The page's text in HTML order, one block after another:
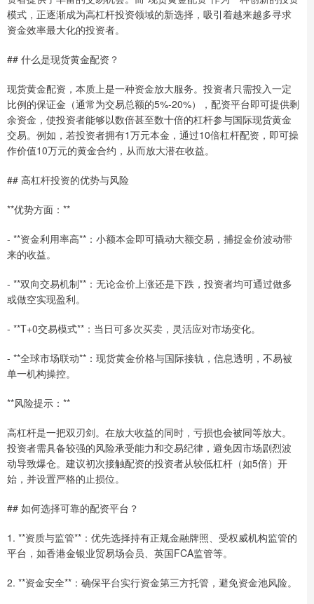
模式，正逐渐成为高杠杆投资领域的新选择，吸引着越来越多寻求
资金效率最大化的投资者。
## 什么是现货黄金配资？
现货黄金配资，本质上是一种资金放大服务。投资者只需投入一定
比例的保证金（通常为交易总额的5%-20%），配资平台即可提供剩
余资金，使投资者能够以数倍甚至数十倍的杠杆参与国际现货黄金
交易。例如，若投资者拥有1万元本金，通过10倍杠杆配资，即可操
作价值10万元的黄金合约，从而放大潜在收益。
## 高杠杆投资的优势与风险
**优势方面：**
- **资金利用率高**：小额本金即可撬动大额交易，捕捉金价波动带
来的收益。
- **双向交易机制**：无论金价上涨还是下跌，投资者均可通过做多
或做空实现盈利。
- **T+0交易模式**：当日可多次买卖，灵活应对市场变化。
- **全球市场联动**：现货黄金价格与国际接轨，信息透明，不易被
单一机构操控。
**风险提示：**
高杠杆是一把双刃剑。在放大收益的同时，亏损也会被同等放大。
投资者需具备较强的风险承受能力和交易纪律，避免因市场剧烈波
动导致爆仓。建议初次接触配资的投资者从较低杠杆（如5倍）开
始，并设置严格的止损位。
## 如何选择可靠的配资平台？
1. **资质与监管**：优先选择持有正规金融牌照、受权威机构监管的
平台，如香港金银业贸易场会员、英国FCA监管等。
2. **资金安全**：确保平台实行资金第三方托管，避免资金池风险。